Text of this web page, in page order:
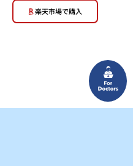
楽天市場で購入